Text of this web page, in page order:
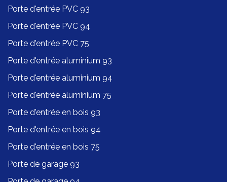
Porte d'entrée PVC 93
Porte d'entrée PVC 94
Porte d'entrée PVC 75
Porte d'entrée aluminium 93
Porte d'entrée aluminium 94
Porte d'entrée aluminium 75
Porte d'entrée en bois 93
Porte d'entrée en bois 94
Porte d'entrée en bois 75
Porte de garage 93